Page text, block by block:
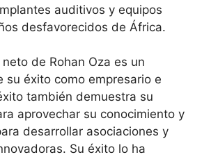
auditivos y equipos
desfavorecidos de África.
de Rohan Oza es un
su éxito como empresario e
también demuestra su
aprovechar su conocimiento y
desarrollar asociaciones y
Su éxito lo ha